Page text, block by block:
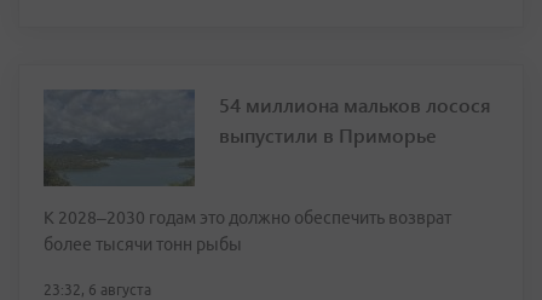
54 миллиона мальков лосося
выпустили в Приморье
К 2028–2030 годам это должно обеспечить возврат
более тысячи тонн рыбы
23:32, 6 августа